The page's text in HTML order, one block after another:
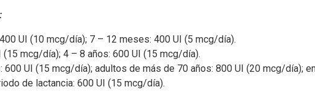
UI (10 mcg/día); 7 – 12 meses: 400 UI (5 mcg/día).
(15 mcg/día); 4 – 8 años: 600 UI (15 mcg/día).
600 UI (15 mcg/día); adultos de más de 70 años: 800 UI (20 mcg/día);
de lactancia: 600 UI (15 mcg/día).